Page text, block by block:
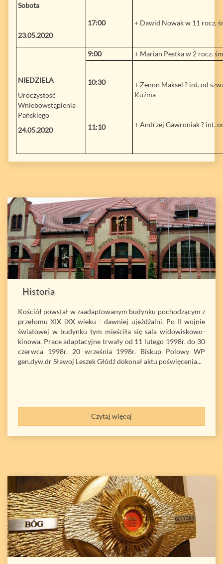
Sobota
23.05.2020
17:00 + Dawid Nowak w 11 rocz.
NIEDZIELA
Uroczystość
Wniebowstąpienia
Pańskiego
24.05.2020
9:00 + Marian Pestka w 2 rocz.
10:30
11:10
+ Zenon Maksel ? int. od
Kuźma
+ Andrzej Gawroniak ? int.
Historia
Kościół powstał w zaadaptowanym budynku pochodzącym z
przełomu XIX iXX wieku - dawniej ujeżdżalni. Po II wojnie
światowej w budynku tym mieściła się sala widowiskowo-
kinowa. Prace adaptacyjne trwały od 11 lutego 1998r. do 30
czerwca 1998r. 20 września 1998r. Biskup Polowy WP
gen.dyw.dr Sławoj Leszek Głódź dokonał aktu poświęcenia...
Czytaj więcej